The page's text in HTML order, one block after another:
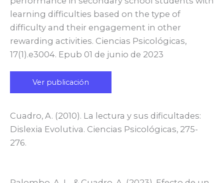
learning difficulties based on the type of
difficulty and their engagement in other
rewarding activities. Ciencias Psicológicas,
17(1).e3004. Epub 01 de junio de 2023
Ver publicación
Cuadro, A. (2010). La lectura y sus dificultades:
Dislexia Evolutiva. Ciencias Psicológicas, 275-
276.